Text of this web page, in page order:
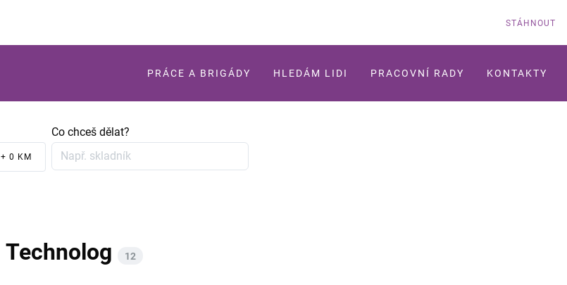
STÁHNOUT
PRÁCE A BRIGÁDY HLEDÁM LIDI PRACOVNÍ RADY KONTAKTY
+ 0 KM
Co chceš dělat?
Technolog 12